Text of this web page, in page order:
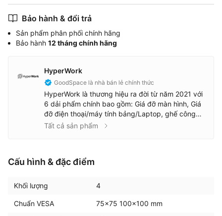
Bảo hành & đổi trả
Sản phẩm phân phối chính hãng
Bảo hành 12 tháng chính hãng
HyperWork
GoodSpace là nhà bán lẻ chính thức
HyperWork là thương hiệu ra đời từ năm 2021 với
6 dải phẩm chính bao gồm: Giá đỡ màn hình, Giá
đỡ điện thoại/máy tính bảng/Laptop, ghế công
thái học, Bàn phím & Chuột, Sạc dự phòng/Cáp
Tất cả sản phẩm
Cấu hình & đặc điểm
Khối lượng 4
Chuẩn VESA 75x75 100x100 mm